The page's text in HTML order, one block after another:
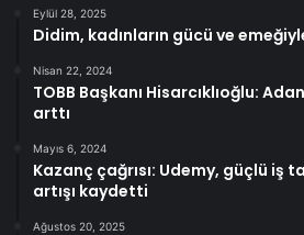
Eylül 28, 2025
Didim, kadınların gücü ve
Nisan 22, 2024
TOBB Başkanı Hisarcıklıoğlu:
arttı
Mayıs 6, 2024
Kazanç çağrısı: Udemy, güçlü iş
artışı kaydetti
Ağustos 20, 2025